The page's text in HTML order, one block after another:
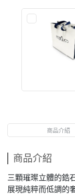
商品介紹
商品介紹
三顆璀璨立體的鋯
展現純粹而低調的